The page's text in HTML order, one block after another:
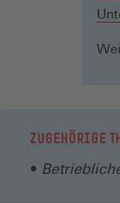
ZUGEHÖRIGE